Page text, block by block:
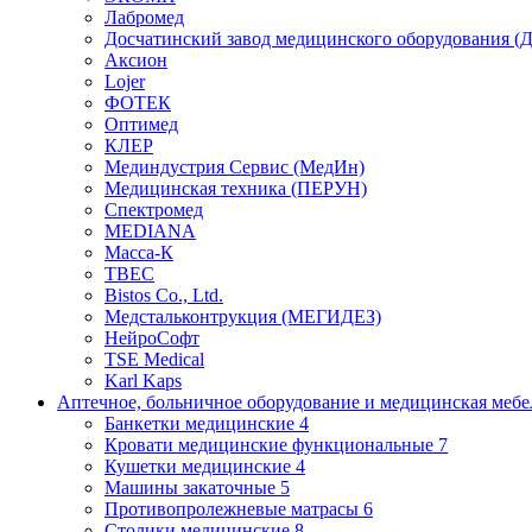
Лабромед
Досчатинский завод медицинского оборудования
Аксион
Lojer
ФОТЕК
Оптимед
КЛЕР
Мединдустрия Сервис (МедИн)
Медицинская техника (ПЕРУН)
Спектромед
MEDIANA
Масса-К
ТВЕС
Bistos Co., Ltd.
Медстальконтрукция (МЕГИДЕЗ)
НейроСофт
TSE Medical
Karl Kaps
Аптечное, больничное оборудование и медицинская
Банкетки медицинские 4
Кровати медицинские функциональные 7
Кушетки медицинские 4
Машины закаточные 5
Противопролежневые матрасы 6